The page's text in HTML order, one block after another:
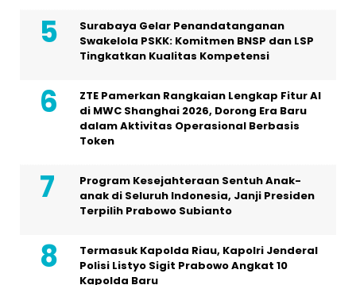
Surabaya Gelar Penandatanganan
Swakelola PSKK: Komitmen BNSP dan LSP
Tingkatkan Kualitas Kompetensi
ZTE Pamerkan Rangkaian Lengkap Fitur AI
di MWC Shanghai 2026, Dorong Era Baru
dalam Aktivitas Operasional Berbasis
Token
Program Kesejahteraan Sentuh Anak-
anak di Seluruh Indonesia, Janji Presiden
Terpilih Prabowo Subianto
Termasuk Kapolda Riau, Kapolri Jenderal
Polisi Listyo Sigit Prabowo Angkat 10
Kapolda Baru